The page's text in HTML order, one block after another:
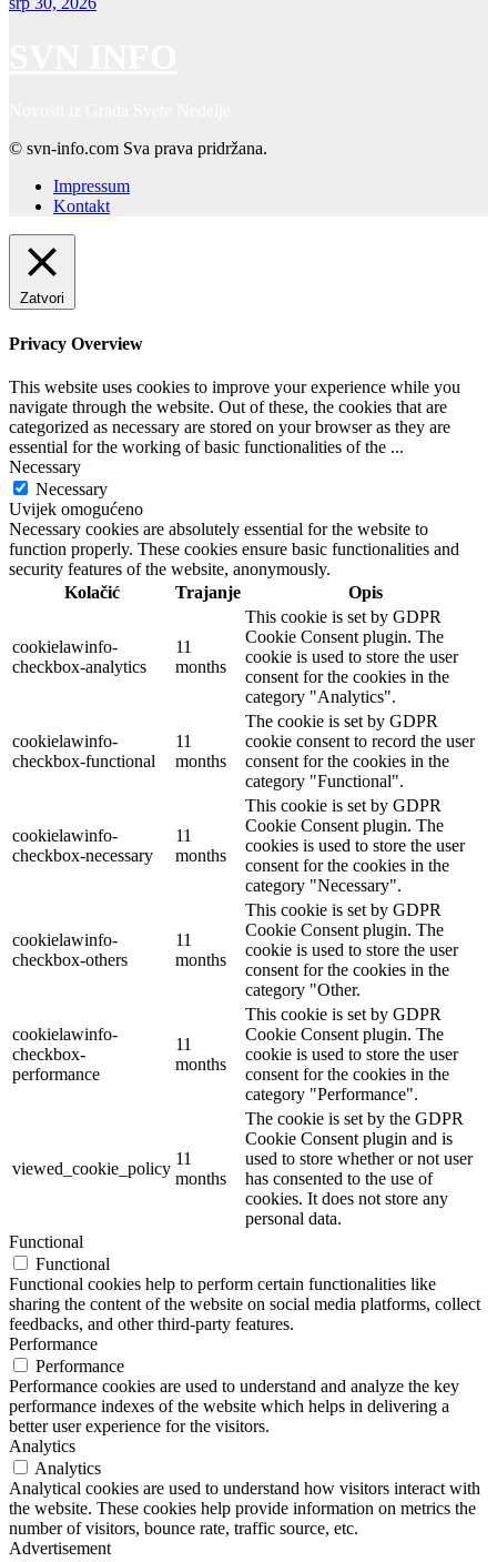
© svn-info.com Sva prava pridržana.
Impressum
Kontakt
Zatvori
Privacy Overview
This website uses cookies to improve your experience while you
navigate through the website. Out of these, the cookies that are
categorized as necessary are stored on your browser as they are
essential for the working of basic functionalities of the ...
Necessary
Necessary
Uvijek omogućeno
Necessary cookies are absolutely essential for the website to
function properly. These cookies ensure basic functionalities and
security features of the website, anonymously.
Kolačić
Trajanje Opis
cookielawinfo-
checkbox-analytics
11
months
This cookie is set by GDPR
Cookie Consent plugin. The
cookie is used to store the user
consent for the cookies in the
category "Analytics".
cookielawinfo-
checkbox-functional
11
months
The cookie is set by GDPR
cookie consent to record the user
consent for the cookies in the
category "Functional".
cookielawinfo-
checkbox-necessary
11
months
This cookie is set by GDPR
Cookie Consent plugin. The
cookies is used to store the user
consent for the cookies in the
category "Necessary".
cookielawinfo-
checkbox-others
11
months
This cookie is set by GDPR
Cookie Consent plugin. The
cookie is used to store the user
consent for the cookies in the
category "Other.
cookielawinfo-
checkbox-
performance
11
months
This cookie is set by GDPR
Cookie Consent plugin. The
cookie is used to store the user
consent for the cookies in the
category "Performance".
viewed_cookie_policy
11
months
The cookie is set by the GDPR
Cookie Consent plugin and is
used to store whether or not user
has consented to the use of
cookies. It does not store any
personal data.
Functional
Functional
Functional cookies help to perform certain functionalities like
sharing the content of the website on social media platforms, collect
feedbacks, and other third-party features.
Performance
Performance
Performance cookies are used to understand and analyze the key
performance indexes of the website which helps in delivering a
better user experience for the visitors.
Analytics
Analytics
Analytical cookies are used to understand how visitors interact with
the website. These cookies help provide information on metrics the
number of visitors, bounce rate, traffic source, etc.
Advertisement